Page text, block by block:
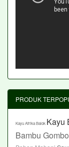
PRODUK
Kayu Afrika Balok Kayu
Bambu